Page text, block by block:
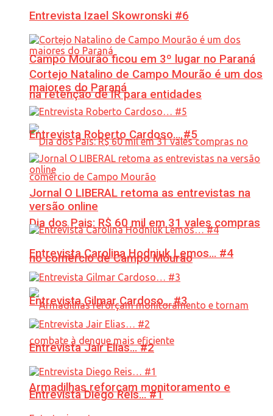
Campo Mourão ficou em 3º lugar no Paraná
na retenção de IR para entidades
Dia dos Pais: R$ 60 mil em 31 vales compras
no comércio de Campo Mourão
Armadilhas reforçam monitoramento e
Entrevista Izael Skowronski #6
Cortejo Natalino de Campo Mourão é um dos
maiores do Paraná
Entrevista Roberto Cardoso… #5
Jornal O LIBERAL retoma as entrevistas na
versão online
Entrevista Carolina Hodniuk Lemos… #4
Entrevista Gilmar Cardoso… #3
Entrevista Jair Elias… #2
Entrevista Diego Reis… #1